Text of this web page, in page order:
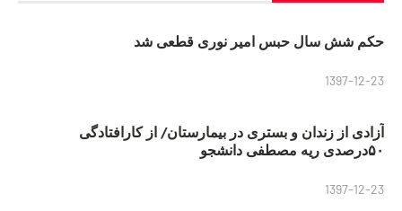
حکم شش سال حبس امیر نوری قطعی شد
1397-12-23
آزادی از زندان و بستری در بیمارستان/ از کارافتادگی
۵۰درصدی ریه مصطفی دانشجو
1397-12-23